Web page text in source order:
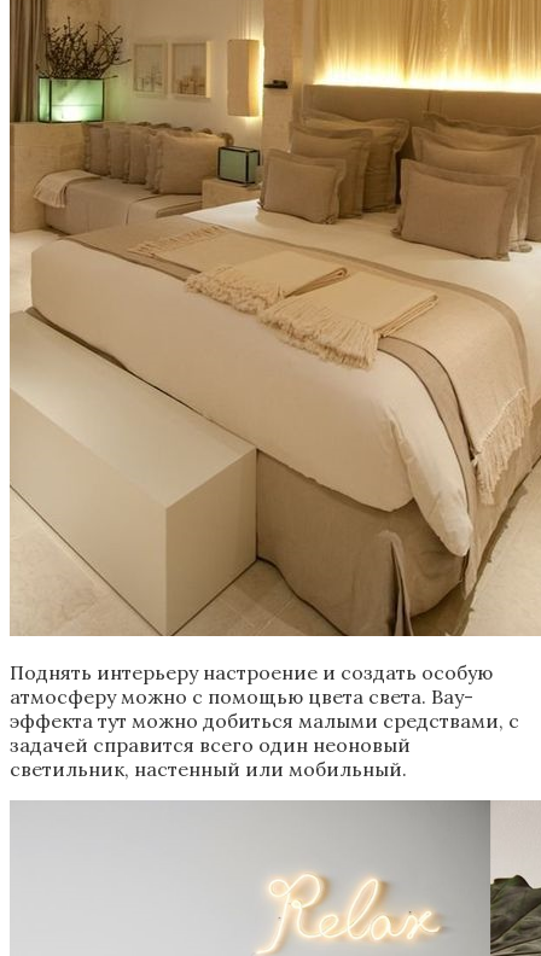
Поднять интерьеру настроение и создать особую
атмосферу можно с помощью цвета света. Вау-
эффекта тут можно добиться малыми средствами, с
задачей справится всего один неоновый
светильник, настенный или мобильный.